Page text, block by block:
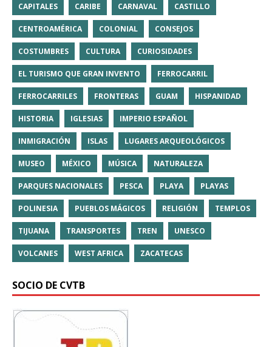
CAPITALES CARIBE CARNAVAL CASTILLO
CENTROAMÉRICA COLONIAL CONSEJOS
COSTUMBRES CULTURA CURIOSIDADES
EL TURISMO QUE GRAN INVENTO FERROCARRIL
FERROCARRILES FRONTERAS GUAM HISPANIDAD
HISTORIA IGLESIAS IMPERIO ESPAÑOL
INMIGRACIÓN ISLAS LUGARES ARQUEOLÓGICOS
MUSEO MÉXICO MÚSICA NATURALEZA
PARQUES NACIONALES PESCA PLAYA PLAYAS
POLINESIA PUEBLOS MÁGICOS RELIGIÓN TEMPLOS
TIJUANA TRANSPORTES TREN UNESCO
VOLCANES WEST AFRICA ZACATECAS
SOCIO DE CVTB